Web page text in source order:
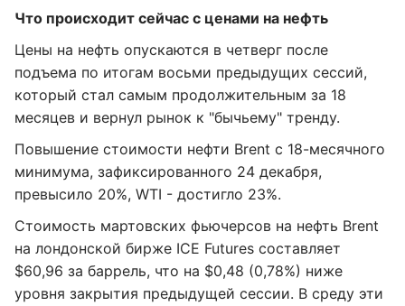
Что происходит сейчас с ценами на нефть
Цены на нефть опускаются в четверг после
подъема по итогам восьми предыдущих сессий,
который стал самым продолжительным за 18
месяцев и вернул рынок к "бычьему" тренду.
Повышение стоимости нефти Brent с 18-месячного
минимума, зафиксированного 24 декабря,
превысило 20%, WTI - достигло 23%.
Стоимость мартовских фьючерсов на нефть Brent
на лондонской бирже ICE Futures составляет
$60,96 за баррель, что на $0,48 (0,78%) ниже
уровня закрытия предыдущей сессии. В среду эти